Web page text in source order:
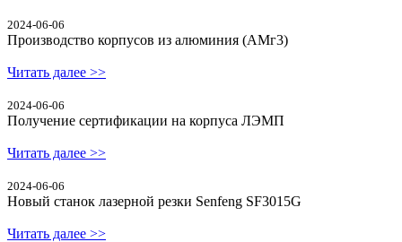
2024-06-06
Производство корпусов из алюминия (АМг3)
Читать далее >>
2024-06-06
Получение сертификации на корпуса ЛЭМП
Читать далее >>
2024-06-06
Новый станок лазерной резки Senfeng SF3015G
Читать далее >>